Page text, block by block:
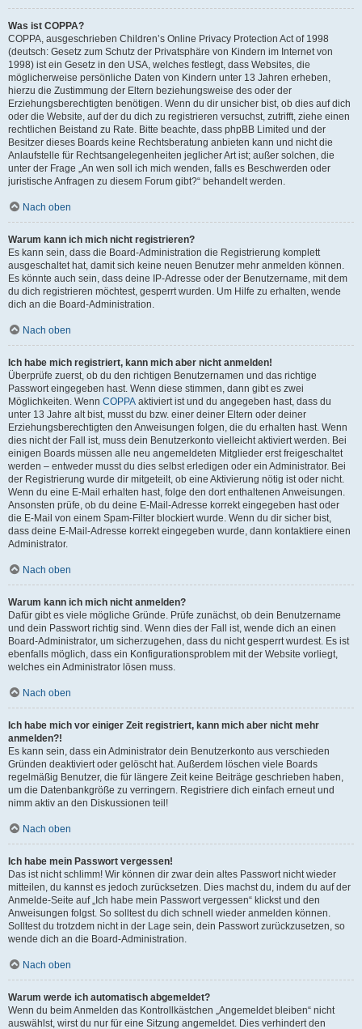
Was ist COPPA?
COPPA, ausgeschrieben Children’s Online Privacy Protection Act of 1998
(deutsch: Gesetz zum Schutz der Privatsphäre von Kindern im Internet von
1998) ist ein Gesetz in den USA, welches festlegt, dass Websites, die
möglicherweise persönliche Daten von Kindern unter 13 Jahren erheben,
hierzu die Zustimmung der Eltern beziehungsweise des oder der
Erziehungsberechtigten benötigen. Wenn du dir unsicher bist, ob dies auf dich
oder die Website, auf der du dich zu registrieren versuchst, zutrifft, ziehe einen
rechtlichen Beistand zu Rate. Bitte beachte, dass phpBB Limited und der
Besitzer dieses Boards keine Rechtsberatung anbieten kann und nicht die
Anlaufstelle für Rechtsangelegenheiten jeglicher Art ist; außer solchen, die
unter der Frage „An wen soll ich mich wenden, falls es Beschwerden oder
juristische Anfragen zu diesem Forum gibt?“ behandelt werden.
Nach oben
Warum kann ich mich nicht registrieren?
Es kann sein, dass die Board-Administration die Registrierung komplett
ausgeschaltet hat, damit sich keine neuen Benutzer mehr anmelden können.
Es könnte auch sein, dass deine IP-Adresse oder der Benutzername, mit dem
du dich registrieren möchtest, gesperrt wurden. Um Hilfe zu erhalten, wende
dich an die Board-Administration.
Nach oben
Ich habe mich registriert, kann mich aber nicht anmelden!
Überprüfe zuerst, ob du den richtigen Benutzernamen und das richtige
Passwort eingegeben hast. Wenn diese stimmen, dann gibt es zwei
Möglichkeiten. Wenn COPPA aktiviert ist und du angegeben hast, dass du
unter 13 Jahre alt bist, musst du bzw. einer deiner Eltern oder deiner
Erziehungsberechtigten den Anweisungen folgen, die du erhalten hast. Wenn
dies nicht der Fall ist, muss dein Benutzerkonto vielleicht aktiviert werden. Bei
einigen Boards müssen alle neu angemeldeten Mitglieder erst freigeschaltet
werden – entweder musst du dies selbst erledigen oder ein Administrator. Bei
der Registrierung wurde dir mitgeteilt, ob eine Aktivierung nötig ist oder nicht.
Wenn du eine E-Mail erhalten hast, folge den dort enthaltenen Anweisungen.
Ansonsten prüfe, ob du deine E-Mail-Adresse korrekt eingegeben hast oder
die E-Mail von einem Spam-Filter blockiert wurde. Wenn du dir sicher bist,
dass deine E-Mail-Adresse korrekt eingegeben wurde, dann kontaktiere einen
Administrator.
Nach oben
Warum kann ich mich nicht anmelden?
Dafür gibt es viele mögliche Gründe. Prüfe zunächst, ob dein Benutzername
und dein Passwort richtig sind. Wenn dies der Fall ist, wende dich an einen
Board-Administrator, um sicherzugehen, dass du nicht gesperrt wurdest. Es ist
ebenfalls möglich, dass ein Konfigurationsproblem mit der Website vorliegt,
welches ein Administrator lösen muss.
Nach oben
Ich habe mich vor einiger Zeit registriert, kann mich aber nicht mehr
anmelden?!
Es kann sein, dass ein Administrator dein Benutzerkonto aus verschieden
Gründen deaktiviert oder gelöscht hat. Außerdem löschen viele Boards
regelmäßig Benutzer, die für längere Zeit keine Beiträge geschrieben haben,
um die Datenbankgröße zu verringern. Registriere dich einfach erneut und
nimm aktiv an den Diskussionen teil!
Nach oben
Ich habe mein Passwort vergessen!
Das ist nicht schlimm! Wir können dir zwar dein altes Passwort nicht wieder
mitteilen, du kannst es jedoch zurücksetzen. Dies machst du, indem du auf der
Anmelde-Seite auf „Ich habe mein Passwort vergessen“ klickst und den
Anweisungen folgst. So solltest du dich schnell wieder anmelden können.
Solltest du trotzdem nicht in der Lage sein, dein Passwort zurückzusetzen, so
wende dich an die Board-Administration.
Nach oben
Warum werde ich automatisch abgemeldet?
Wenn du beim Anmelden das Kontrollkästchen „Angemeldet bleiben“ nicht
auswählst, wirst du nur für eine Sitzung angemeldet. Dies verhindert den